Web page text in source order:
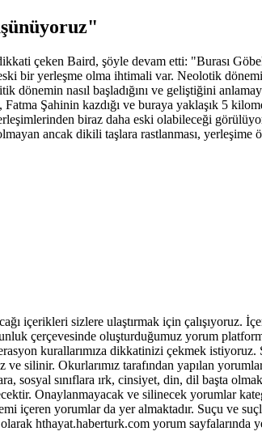
çeken Baird, şöyle devam etti: "Burası
bir yerleşme olma ihtimali var. Neolotik
nasıl başladığını ve geliştiğini
Şahinin kazdığı ve buraya yaklaşık 5
biraz daha eski olabileceği
ancak dikili taşlara rastlanması, yerleşime
içerikleri sizlere ulaştırmak için çalışıyoruz.
çerçevesinde oluşturduğumuz yorum
kurallarımıza dikkatinizi çekmek
silinir. Okurlarımız tarafından yapılan
sınıflara ırk, cinsiyet, din, dil başta olmak
Onaylanmayacak ve silinecek yorumlar
içeren yorumlar da yer almaktadır. Suçu ve
hthayat.haberturk.com yorum sayfalarında